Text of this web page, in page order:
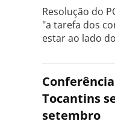
Resolução do
"a tarefa dos
estar ao lado
Tocantins
setembro